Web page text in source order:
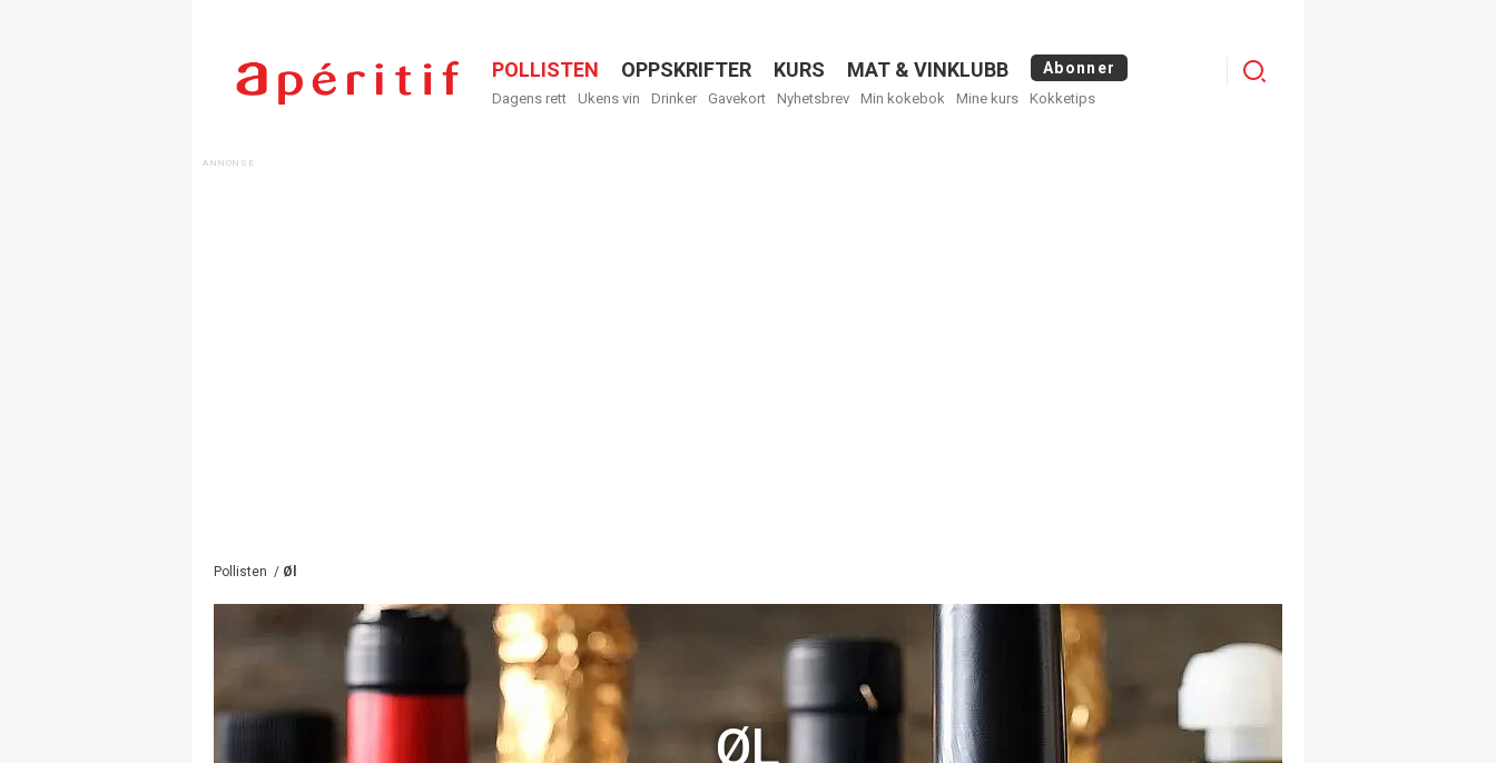
Menu
POLLISTEN OPPSKRIFTER KURS MAT & VINKLUBB Abonner
Dagens rett Ukens vin Drinker Gavekort Nyhetsbrev Min kokebok Mine kurs Kokketips
Logg
Pollisten / Øl
ØL